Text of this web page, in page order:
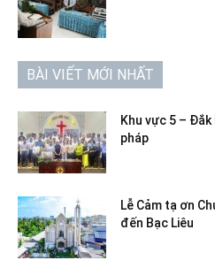
BÀI VIẾT MỚI NHẤT
Khu vực 5 –
pháp
Lễ Cảm tạ ơn
đến Bạc Liêu